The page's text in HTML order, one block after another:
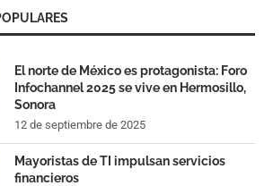
El norte de México es protagonista: Foro
Infochannel 2025 se vive en Hermosillo,
Sonora
12 de septiembre de 2025
Mayoristas de TI impulsan servicios
financieros